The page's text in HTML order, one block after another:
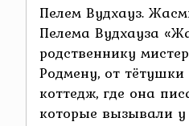
Пелем Вудхауз.
Пелема Вудхауза
родственнику
Родмену, от тётушки
коттедж, где она
которые вызывали у